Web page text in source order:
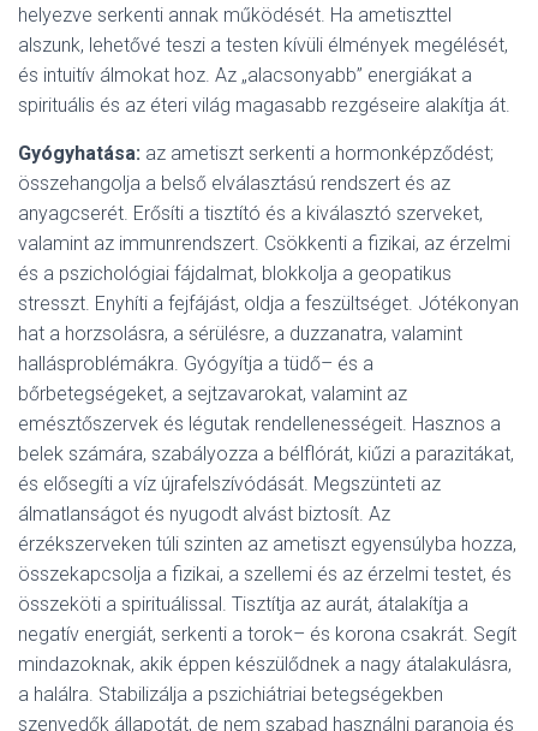
helyezve serkenti annak működését. Ha ametiszttel
alszunk, lehetővé teszi a testen kívüli élmények megélését,
és intuitív álmokat hoz. Az „alacsonyabb” energiákat a
spirituális és az éteri világ magasabb rezgéseire alakítja át.
Gyógyhatása: az ametiszt serkenti a hormonképződést;
összehangolja a belső elválasztású rendszert és az
anyagcserét. Erősíti a tisztító és a kiválasztó szerveket,
valamint az immunrendszert. Csökkenti a fizikai, az érzelmi
és a pszichológiai fájdalmat, blokkolja a geopatikus
stresszt. Enyhíti a fejfájást, oldja a feszültséget. Jótékonyan
hat a horzsolásra, a sérülésre, a duzzanatra, valamint
hallásproblémákra. Gyógyítja a tüdő– és a
bőrbetegségeket, a sejtzavarokat, valamint az
emésztőszervek és légutak rendellenességeit. Hasznos a
belek számára, szabályozza a bélflórát, kiűzi a parazitákat,
és elősegíti a víz újrafelszívódását. Megszünteti az
álmatlanságot és nyugodt alvást biztosít. Az
érzékszerveken túli szinten az ametiszt egyensúlyba hozza,
összekapcsolja a fizikai, a szellemi és az érzelmi testet, és
összeköti a spirituálissal. Tisztítja az aurát, átalakítja a
negatív energiát, serkenti a torok– és korona csakrát. Segít
mindazoknak, akik éppen készülődnek a nagy átalakulásra,
a halálra. Stabilizálja a pszichiátriai betegségekben
szenvedők állapotát, de nem szabad használni paranoia és